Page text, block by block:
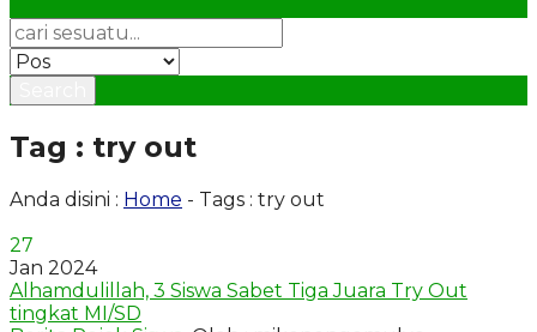
Tag : try out
Anda disini : Home - Tags : try out
27
Jan 2024
Alhamdulillah, 3 Siswa Sabet Tiga Juara Try Out
tingkat MI/SD